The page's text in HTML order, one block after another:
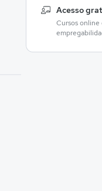
Acesso
Cursos online